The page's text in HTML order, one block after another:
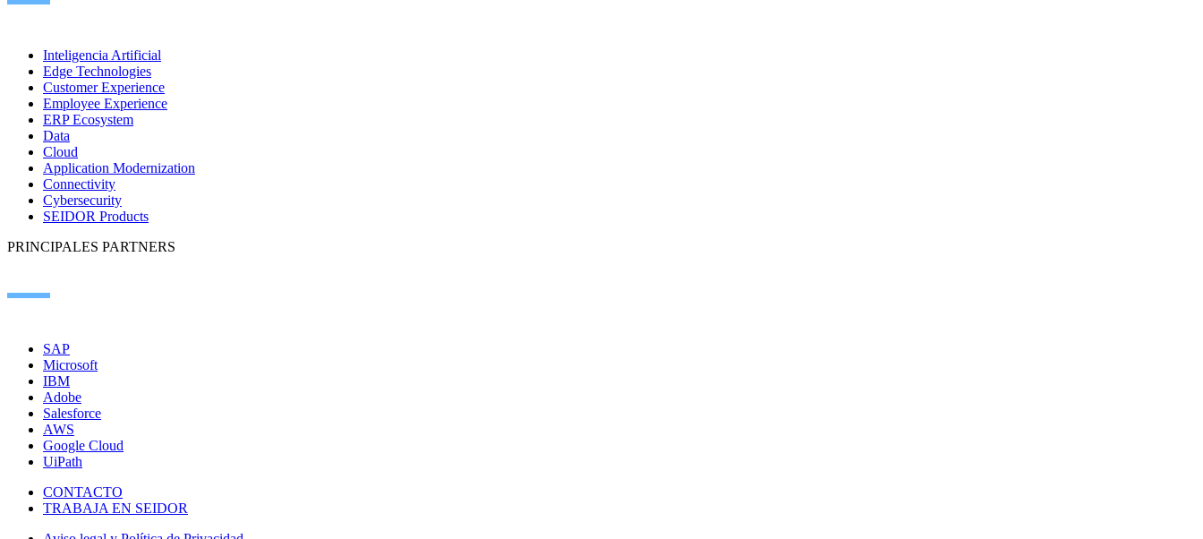
Inteligencia Artificial
Edge Technologies
Customer Experience
Employee Experience
ERP Ecosystem
Data
Cloud
Application Modernization
Connectivity
Cybersecurity
SEIDOR Products
PRINCIPALES PARTNERS
SAP
Microsoft
IBM
Adobe
Salesforce
AWS
Google Cloud
UiPath
CONTACTO
TRABAJA EN SEIDOR